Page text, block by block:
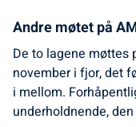
Andre møtet på
De to lagene møttes
november i fjor, det
i mellom.
underholdnende,